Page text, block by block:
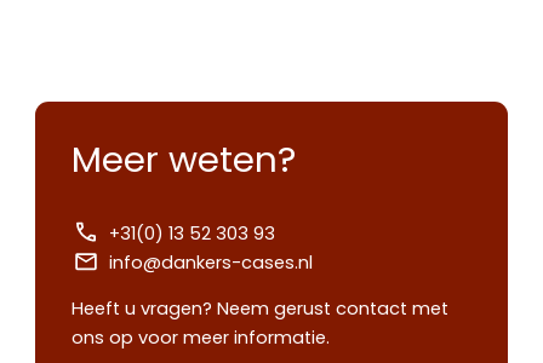
Meer weten?
+31(0) 13 52 303 93
info@dankers-cases.nl
Heeft u vragen? Neem gerust contact met
ons op voor meer informatie.